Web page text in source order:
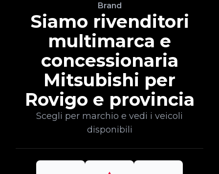
Brand
Siamo rivenditori
multimarca e
concessionaria
Mitsubishi per
Rovigo e provincia
Scegli per marchio e vedi i veicoli
disponibili